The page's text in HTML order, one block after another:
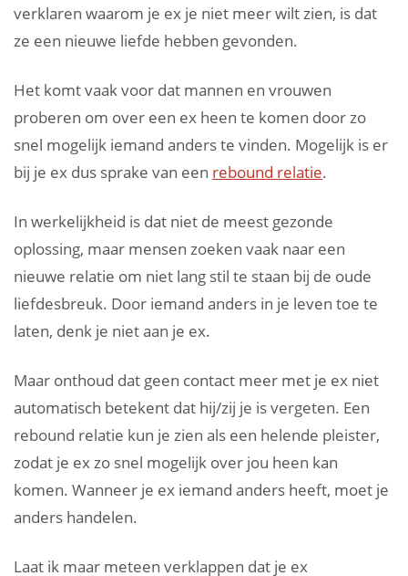
verklaren waarom je ex je niet meer wilt zien, is dat
ze een nieuwe liefde hebben gevonden.
Het komt vaak voor dat mannen en vrouwen
proberen om over een ex heen te komen door zo
snel mogelijk iemand anders te vinden. Mogelijk is er
bij je ex dus sprake van een rebound relatie.
In werkelijkheid is dat niet de meest gezonde
oplossing, maar mensen zoeken vaak naar een
nieuwe relatie om niet lang stil te staan bij de oude
liefdesbreuk. Door iemand anders in je leven toe te
laten, denk je niet aan je ex.
Maar onthoud dat geen contact meer met je ex niet
automatisch betekent dat hij/zij je is vergeten. Een
rebound relatie kun je zien als een helende pleister,
zodat je ex zo snel mogelijk over jou heen kan
komen. Wanneer je ex iemand anders heeft, moet je
anders handelen.
Laat ik maar meteen verklappen dat je ex